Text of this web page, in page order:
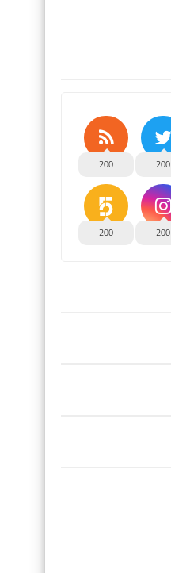
200
200
200
200